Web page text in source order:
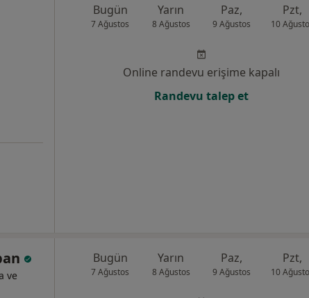
Bugün
7 Ağustos
Yarın
8 Ağustos
Paz,
9 Ağustos
Pzt,
10
Online randevu erişime kapalı
Randevu talep et
ve
Bugün
7 Ağustos
Yarın
8 Ağustos
Paz,
9 Ağustos
Pzt,
10